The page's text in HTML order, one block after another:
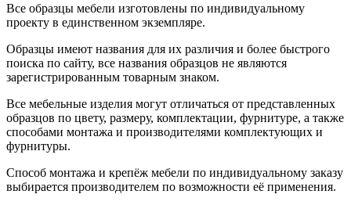
Все образцы мебели изготовлены по индивидуальному
проекту в единственном экземпляре.
Образцы имеют названия для их различия и более быстрого
поиска по сайту, все названия образцов не являются
зарегистрированным товарным знаком.
Все мебельные изделия могут отличаться от представленных
образцов по цвету, размеру, комплектации, фурнитуре, а также
способами монтажа и производителями комплектующих и
фурнитуры.
Способ монтажа и крепёж мебели по индивидуальному заказу
выбирается производителем по возможности её применения.